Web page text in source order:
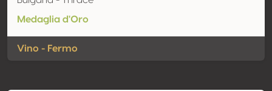
Medaglia d'Oro
Vino - Fermo